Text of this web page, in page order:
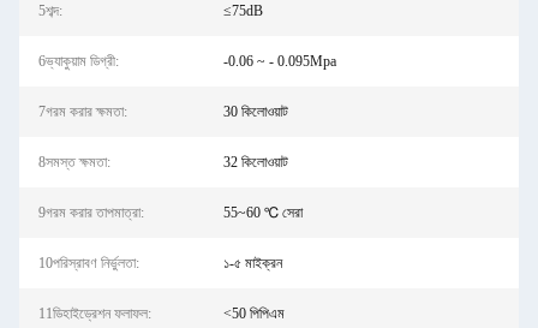
5শব্দ: ≤75dB
6ভ্যাকুয়াম ডিগ্রী: -0.06 ~ - 0.095Mpa
7গরম করার ক্ষমতা: 30 কিলোওয়াট
8সমস্ত ক্ষমতা: 32 কিলোওয়াট
9গরম করার তাপমাত্রা: 55~60 ℃ সেরা
10পরিস্রাবণ নির্ভুলতা: ১-৫ মাইক্রন
11ডিহাইড্রেশন ফলাফল: <50 পিপিএম